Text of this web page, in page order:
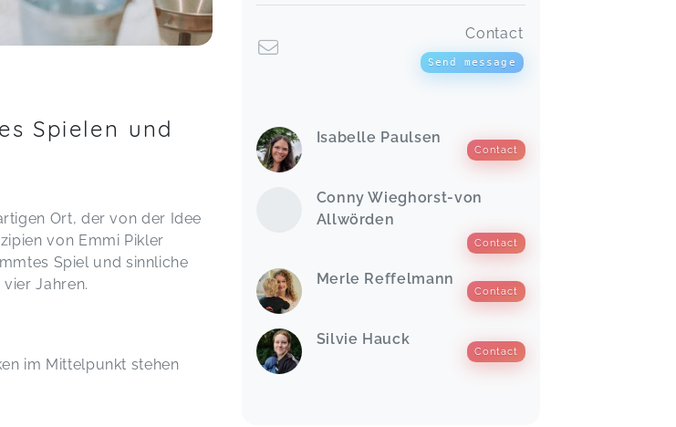
Spielen und
Ort, der von der Idee
von Emmi Pikler
Spiel und sinnliche
Jahren.
im Mittelpunkt stehen
Contact
Send message
Isabelle Paulsen
Contact
Conny Wieghorst-von
Allwörden
Contact
Merle Reffelmann
Contact
Silvie Hauck
Contact